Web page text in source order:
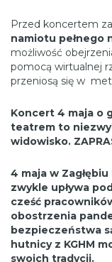
Przed koncertem
namiotu pełnego
możliwość
pomocą wirtualnej
przeniosą się w
Koncert 4 maja o
teatrem to
widowisko.
4 maja w
zwykle upływa
cześć
obostrzenia
bezpieczeństwa
hutnicy z KGHM
swoich tradycji.